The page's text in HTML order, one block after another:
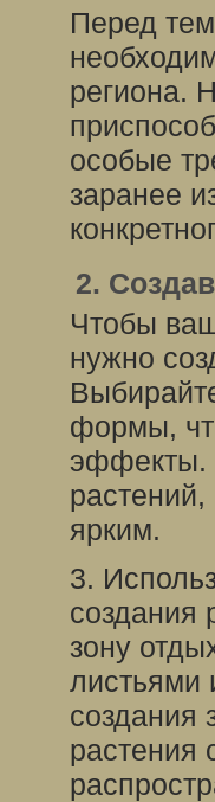
Перед
региона.
особые
заранее
2.
Чтобы
нужно
формы,
эффекты.
ярким.
3.
создания
зону
создания
растения